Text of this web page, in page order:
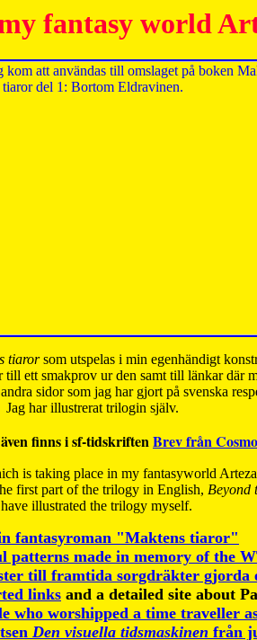
fantasy world
tiarorsom utspelas i min egenhändigt
till ett smakprov ur den samt till länkar där
sidor som jag har gjort på svenska
Jag har illustrerat trilogin själv.
finns i sf-tidskriftenBrev från
is taking place in my fantasyworld
first part of the trilogy in English, Beyond
illustrated the trilogy myself.
fantasyroman "Maktens tiaror"
patterns made in memory of the
till framtida sorgdräkter gjorda
links and a detailed site about
who worshipped a time traveller
Den visuella tidsmaskinen från